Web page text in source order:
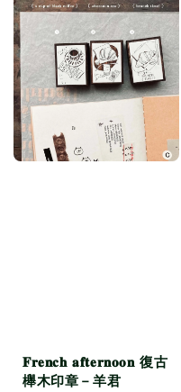
𝐅𝐫𝐞𝐧𝐜𝐡 𝐚𝐟𝐭𝐞𝐫𝐧𝐨𝐨𝐧 復古
櫸木印章－羊君